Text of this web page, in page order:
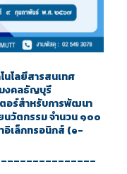
นโลยีสารสนเทศ
มงคลธัญบุรี
ตอร์สำหรับการพัฒนา
วัตกรรม จำนวน ๑๐๐
อิเล็กทรอนิกส์ (e-